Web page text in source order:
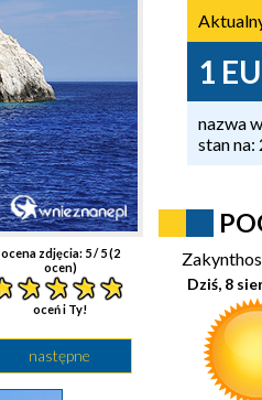
ocena zdjęcia: 5/ 5 (2
ocen)
oceń i Ty!
następne
1
nazwa
stan
Zakynthos
Dziś, 8